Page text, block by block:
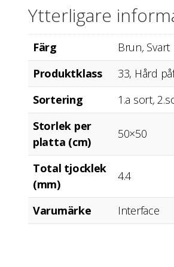
Ytterligare
Färg Brun, Svart
Produktklass
33, Hård
Sortering
1.a sort,
Storlek per
platta (cm)
50×50
Total tjocklek
(mm)
4.4
Varumärke Interface